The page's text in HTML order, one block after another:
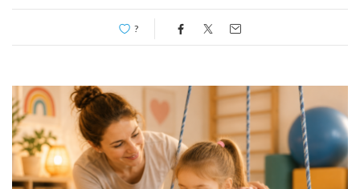
dziecka, jak i u dorosłych. Rodzice zastanawiają się, czy dziecko
sobie poradzi, czy […]
?